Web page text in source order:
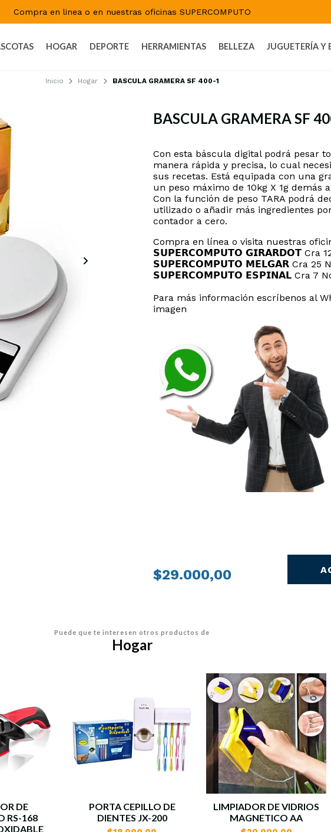
HOGAR DEPORTE HERRAMIENTAS BELLEZA JUGUETERÍA Y
Compra en linea o en nuestras oficinas SUPERCOMPUTO
Inicio Hogar BASCULA GRAMERA SF 400-1
BASCULA GRAMERA SF
Con esta báscula digital podrá pesar
manera rápida y precisa, lo cual
sus recetas. Está equipada con una
un peso máximo de 10kg X 1g demás
Con la función de peso TARA podrá
utilizado o añadir más ingredientes
contador a cero.
Compra en línea o visita nuestras
𝗦𝗨𝗣𝗘𝗥𝗖𝗢𝗠𝗣𝗨𝗧𝗢 𝗚𝗜𝗥𝗔𝗥𝗗𝗢𝗧 Cra 12
𝗦𝗨𝗣𝗘𝗥𝗖𝗢𝗠𝗣𝗨𝗧𝗢 𝗠𝗘𝗟𝗚𝗔𝗥 Cra 25
𝗦𝗨𝗣𝗘𝗥𝗖𝗢𝗠𝗣𝗨𝗧𝗢 𝗘𝗦𝗣𝗜𝗡𝗔𝗟 Cra 7 No
Para más información escríbenos al
imagen
$29.000,00
Puede que te interesen otros productos de
Hogar
DE
RS-168
PORTA CEPILLO DE
DIENTES JX-200
LIMPIADOR DE VIDRIOS
MAGNETICO AA